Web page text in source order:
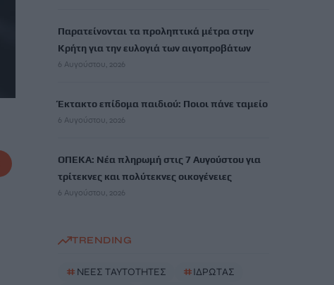
Παρατείνονται τα προληπτικά μέτρα στην
Κρήτη για την ευλογιά των αιγοπροβάτων
6 Αυγούστου, 2026
Έκτακτο επίδομα παιδιού: Ποιοι πάνε ταμείο
6 Αυγούστου, 2026
ΟΠΕΚΑ: Νέα πληρωμή στις 7 Αυγούστου για
τρίτεκνες και πολύτεκνες οικογένειες
6 Αυγούστου, 2026
TRENDING
# ΝΕΕΣ ΤΑΥΤΟΤΗΤΕΣ #ΙΔΡΩΤΑΣ